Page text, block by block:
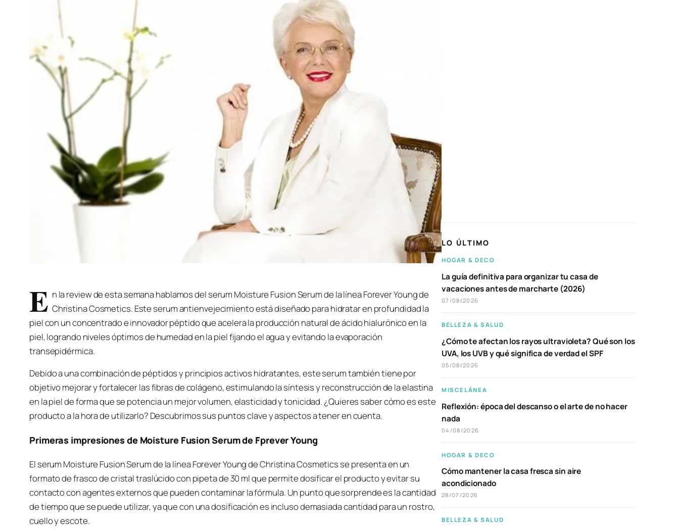
E n la review de esta semana hablamos del serum Moisture Fusion Serum de la línea Forever Young de
Christina Cosmetics. Este serum antienvejecimiento está diseñado para hidratar en profundidad la
piel con un concentrado e innovador péptido que acelera la producción natural de ácido hialurónico en la
piel, logrando niveles óptimos de humedad en la piel fijando el agua y evitando la evaporación
transepidérmica.
Debido a una combinación de péptidos y principios activos hidratantes, este serum también tiene por
objetivo mejorar y fortalecer las fibras de colágeno, estimulando la síntesis y reconstrucción de la elastina
en la piel de forma que se potencia un mejor volumen, elasticidad y tonicidad. ¿Quieres saber cómo es este
producto a la hora de utilizarlo? Descubrimos sus puntos clave y aspectos a tener en cuenta.
Primeras impresiones de Moisture Fusion Serum de Fprever Young
El serum Moisture Fusion Serum de la línea Forever Young de Christina Cosmetics se presenta en un
formato de frasco de cristal traslúcido con pipeta de 30 ml que permite dosificar el producto y evitar su
contacto con agentes externos que pueden contaminar la fórmula. Un punto que sorprende es la cantidad
de tiempo que se puede utilizar, ya que con una dosificación es incluso demasiada cantidad para un rostro,
cuello y escote.
LO ÚLTIMO
HOGAR & DECO
La guía definitiva para organizar tu casa de
vacaciones antes de marcharte (2026)
07/08/2026
BELLEZA & SALUD
¿Cómo te afectan los rayos ultravioleta? Qué son los
UVA, los UVB y qué significa de verdad el SPF
05/08/2026
MISCELÁNEA
Reflexión: época del descanso o el arte de no hacer
nada
04/08/2026
HOGAR & DECO
Cómo mantener la casa fresca sin aire
acondicionado
28/07/2026
BELLEZA & SALUD